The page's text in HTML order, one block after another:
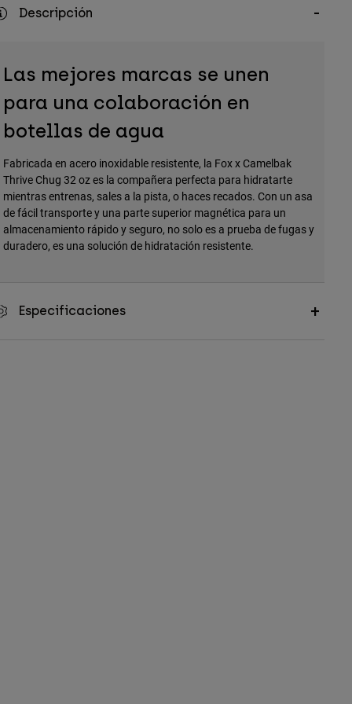
Descripción
Las mejores marcas se unen
para una colaboración en
botellas de agua
Fabricada en acero inoxidable resistente, la Fox x Camelbak
Thrive Chug 32 oz es la compañera perfecta para hidratarte
mientras entrenas, sales a la pista, o haces recados. Con un asa
de fácil transporte y una parte superior magnética para un
almacenamiento rápido y seguro, no solo es a prueba de fugas y
duradero, es una solución de hidratación resistente.
Especificaciones